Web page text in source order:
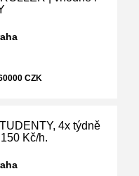
CZK
4x týdně
Kč/h.